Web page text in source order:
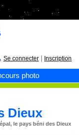
photo
Se connecter Inscription
Dieux
le pays béni des Dieux